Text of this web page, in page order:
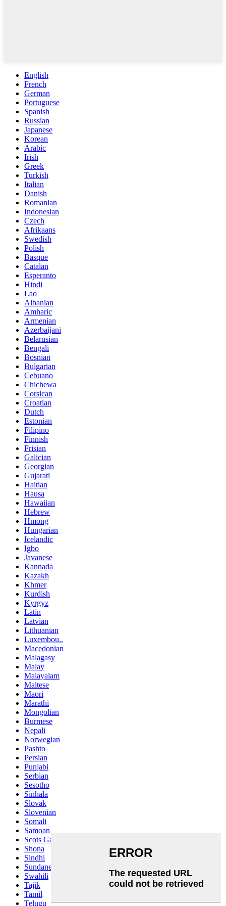
English
French
German
Portuguese
Spanish
Russian
Japanese
Korean
Arabic
Irish
Greek
Turkish
Italian
Danish
Romanian
Indonesian
Czech
Afrikaans
Swedish
Polish
Basque
Catalan
Esperanto
Hindi
Lao
Albanian
Amharic
Armenian
Azerbaijani
Belarusian
Bengali
Bosnian
Bulgarian
Cebuano
Chichewa
Corsican
Croatian
Dutch
Estonian
Filipino
Finnish
Frisian
Galician
Georgian
Gujarati
Haitian
Hausa
Hawaiian
Hebrew
Hmong
Hungarian
Icelandic
Igbo
Javanese
Kannada
Kazakh
Khmer
Kurdish
Kyrgyz
Latin
Latvian
Lithuanian
Luxembou..
Macedonian
Malagasy
Malay
Malayalam
Maltese
Maori
Marathi
Mongolian
Burmese
Nepali
Norwegian
Pashto
Persian
Punjabi
Serbian
Sesotho
Sinhala
Slovak
Slovenian
Somali
Samoan
Scots Gaelic
Shona
Sindhi
Sundanese
Swahili
Tajik
Tamil
Telugu